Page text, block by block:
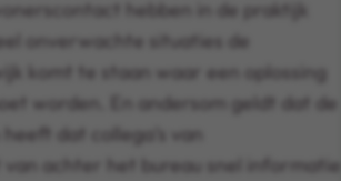
hebben in de praktijk
onverwachte situaties de
komt te staan waar een oplossing
worden. En andersom geldt dat de
dat collega’s van
van achter het bureau snel informatie